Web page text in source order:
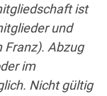
ist
und
Franz). Abzug
im
Nicht gültig